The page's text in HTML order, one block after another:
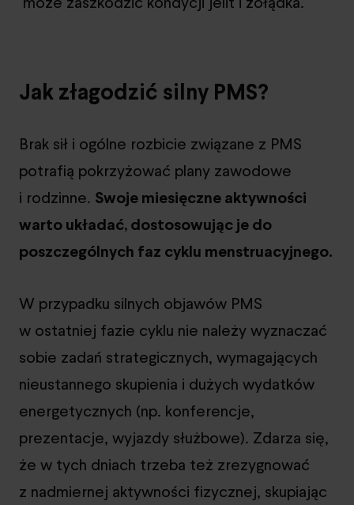
Jak złagodzić silny PMS?
Brak sił i ogólne rozbicie związane z PMS
potrafią pokrzyżować plany zawodowe
i rodzinne. Swoje miesięczne aktywności
warto układać, dostosowując je do
poszczególnych faz cyklu menstruacyjnego.
W przypadku silnych objawów PMS
w ostatniej fazie cyklu nie należy wyznaczać
sobie zadań strategicznych, wymagających
nieustannego skupienia i dużych wydatków
energetycznych (np. konferencje,
prezentacje, wyjazdy służbowe). Zdarza się,
że w tych dniach trzeba też zrezygnować
z nadmiernej aktywności fizycznej, skupiając